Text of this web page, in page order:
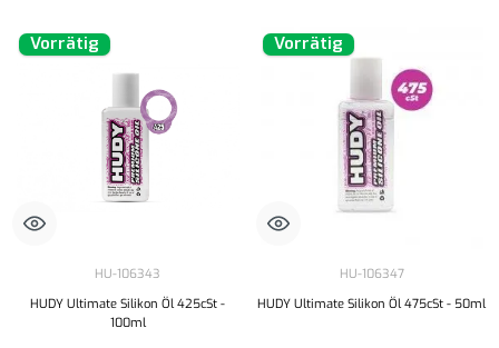
Vorrätig
HU-106343
HUDY Ultimate Silikon Öl 425cSt -
100ml
Vorrätig
HU-106347
HUDY Ultimate Silikon Öl 475cSt - 50ml